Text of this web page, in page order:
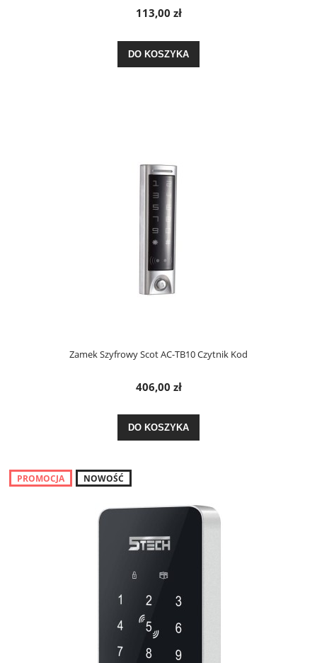
113,00 zł
DO KOSZYKA
Zamek Szyfrowy Scot AC-TB10 Czytnik Kod
406,00 zł
DO KOSZYKA
PROMOCJA NOWOŚĆ